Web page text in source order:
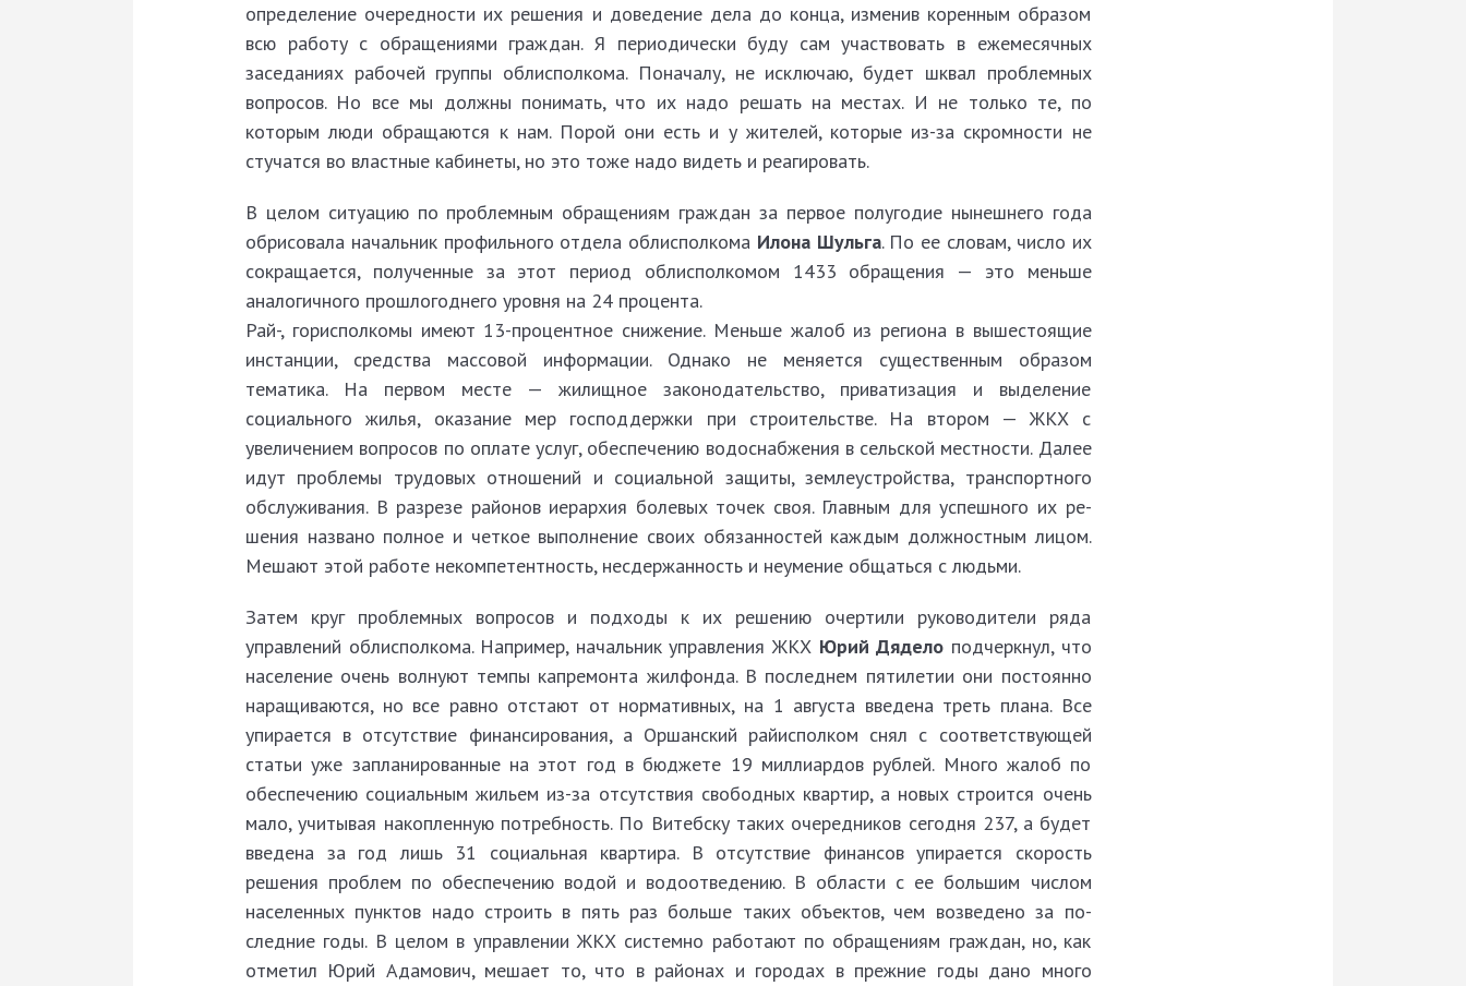
определение очередности их решения и доведение дела до конца, изменив коренным образом
всю работу с обращениями граждан. Я периодически буду сам участвовать в ежемесячных
заседаниях рабочей группы облисполкома. Поначалу, не исключаю, будет шквал проблемных
вопросов. Но все мы должны понимать, что их надо решать на местах. И не только те, по
которым люди обращаются к нам. Порой они есть и у жителей, которые из-за скромности не
стучатся во властные кабинеты, но это тоже надо видеть и реагировать.
В целом ситуацию по проблемным обращениям граждан за первое полугодие нынешнего года
обрисовала начальник профильного отдела облисполкома Илона Шульга. По ее словам, число их
сокращается, полученные за этот период облисполкомом 1433 обращения — это меньше
аналогичного прошлогоднего уровня на 24 процента.
Рай-, горисполкомы имеют 13-процентное снижение. Меньше жалоб из региона в вышестоящие
инстанции, средства массовой информации. Однако не меняется существенным образом
тематика. На первом месте — жилищное законодательство, приватизация и выделение
социального жилья, оказание мер господдержки при строительстве. На втором — ЖКХ с
увеличением вопросов по оплате услуг, обеспечению водоснабжения в сельской местности. Далее
идут проб­лемы трудовых отношений и социальной защиты, землеустройства, транспортного
обслуживания. В разрезе районов иерархия болевых точек своя. Главным для успешного их ре­
шения названо полное и четкое выполнение своих обязанностей каждым долж­ностным лицом.
Мешают этой работе некомпетентность, несдержанность и неумение общаться с людьми.
Затем круг проблемных вопросов и подходы к их решению очертили руководители ряда
управлений облисполкома. Например, начальник управления ЖКХ Юрий Дядело подчеркнул, что
население очень волнуют темпы капремонта жилфонда. В последнем пятилетии они постоянно
наращиваются, но все равно отстают от нормативных, на 1 августа введена треть плана. Все
упирается в отсутствие финансирования, а Оршанский райисполком снял с соответствующей
статьи уже запланированные на этот год в бюджете 19 миллиардов рублей. Много жалоб по
обеспечению социальным жильем из-за отсутствия свободных квартир, а новых строится очень
мало, учитывая накопленную потребность. По Витебску таких очередников сегодня 237, а будет
введена за год лишь 31 социальная квартира. В отсутствие финансов упирается скорость
решения проб­лем по обеспечению водой и во­доотведению. В области с ее большим числом
населенных пунктов надо строить в пять раз больше таких объектов, чем возведено за по­
следние годы. В целом в управлении ЖКХ системно работают по обра­щениям граждан, но, как
отметил Юрий Адамович, мешает то, что в районах и городах в прежние годы дано много